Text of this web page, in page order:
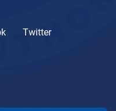
Twitter